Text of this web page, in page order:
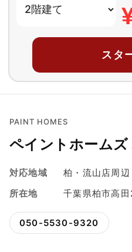
スタ
PAINT HOMES
ペイントホームズ
対応地域
柏・流山店周辺
所在地
千葉県柏市高
050-5530-9320